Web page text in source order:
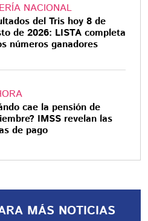
NACIONAL
del Tris hoy 8 de
de 2026: LISTA completa
números ganadores
cae la pensión de
IMSS revelan las
de pago
MÁS NOTICIAS